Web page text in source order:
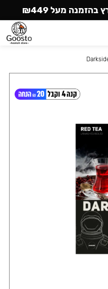
בהזמנה מעל ₪449